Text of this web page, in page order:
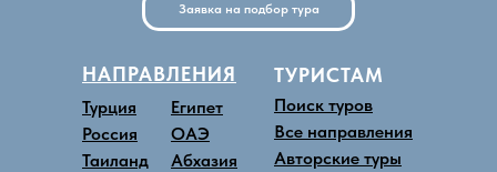
ТУРИСТАМ
Поиск туров
Все направления
Авторские туры
НАПРАВЛЕНИЯ
Турция
Россия
Таиланд
Египет
ОАЭ
Абхазия
Заявка на подбор тура